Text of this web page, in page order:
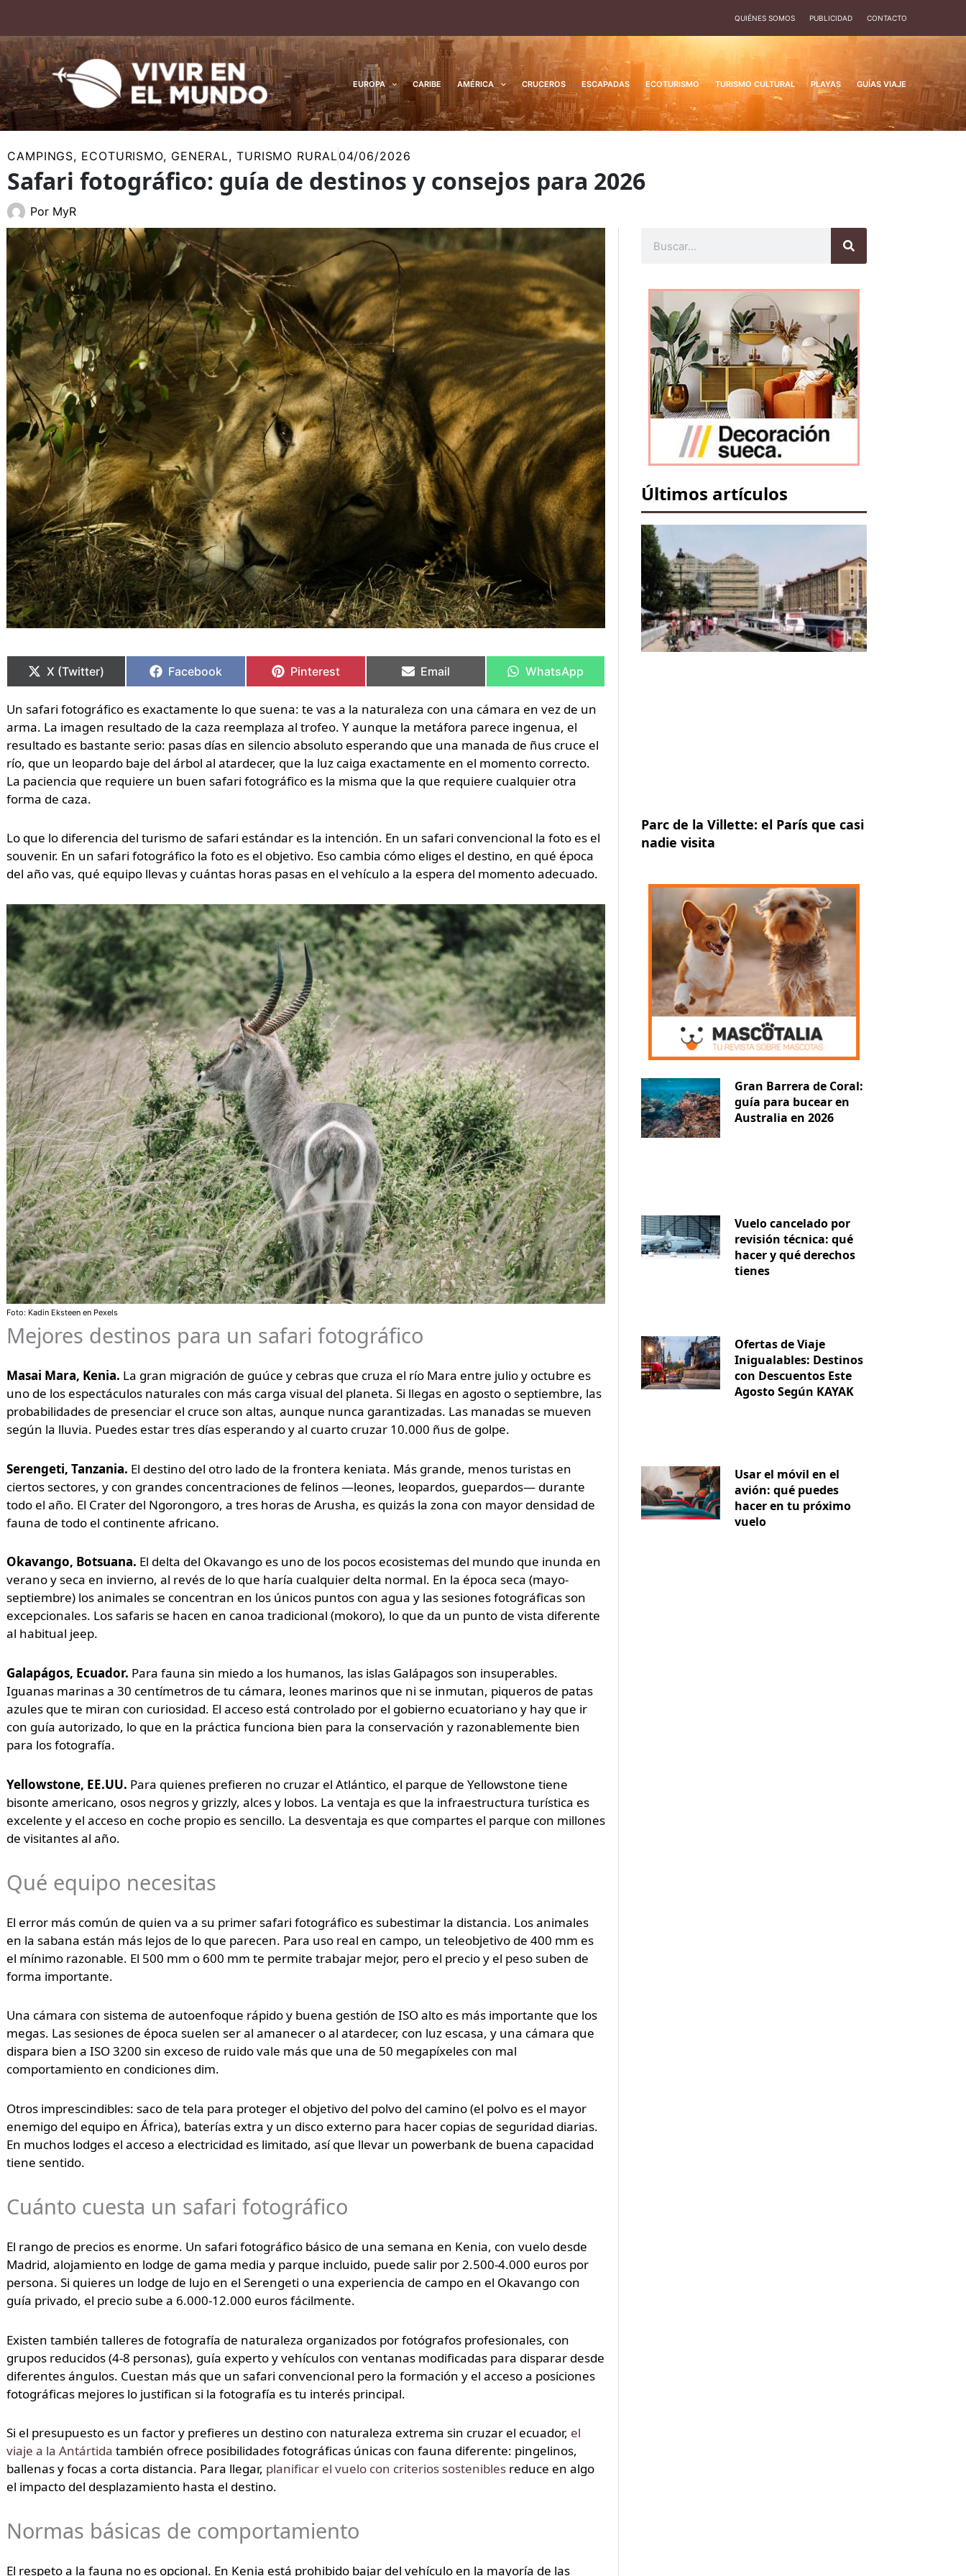
contenido
QUIÉNES SOMOS PUBLICIDAD CONTACTO
EUROPA CARIBE AMÉRICA CRUCEROS ESCAPADAS ECOTURISMO TURISMO CULTURAL PLAYAS GUÍAS VIAJE
CAMPINGS, ECOTURISMO, GENERAL, TURISMO RURAL04/06/2026
Safari fotográfico: guía de destinos y consejos para 2026
Por MyR
en
X (Twitter)
en
Facebook
en
Pinterest
en
Email
en
WhatsApp
Un safari fotográfico es exactamente lo que suena: te vas a la naturaleza con una cámara en vez de un
arma. La imagen resultado de la caza reemplaza al trofeo. Y aunque la metáfora parece ingenua, el
resultado es bastante serio: pasas días en silencio absoluto esperando que una manada de ñus cruce el
río, que un leopardo baje del árbol al atardecer, que la luz caiga exactamente en el momento correcto.
La paciencia que requiere un buen safari fotográfico es la misma que la que requiere cualquier otra
forma de caza.
Lo que lo diferencia del turismo de safari estándar es la intención. En un safari convencional la foto es el
souvenir. En un safari fotográfico la foto es el objetivo. Eso cambia cómo eliges el destino, en qué época
del año vas, qué equipo llevas y cuántas horas pasas en el vehículo a la espera del momento adecuado.
Foto: Kadin Eksteen en Pexels
Mejores destinos para un safari fotográfico
Masai Mara, Kenia. La gran migración de guúce y cebras que cruza el río Mara entre julio y octubre es
uno de los espectáculos naturales con más carga visual del planeta. Si llegas en agosto o septiembre, las
probabilidades de presenciar el cruce son altas, aunque nunca garantizadas. Las manadas se mueven
según la lluvia. Puedes estar tres días esperando y al cuarto cruzar 10.000 ñus de golpe.
Serengeti, Tanzania. El destino del otro lado de la frontera keniata. Más grande, menos turistas en
ciertos sectores, y con grandes concentraciones de felinos —leones, leopardos, guepardos— durante
todo el año. El Crater del Ngorongoro, a tres horas de Arusha, es quizás la zona con mayor densidad de
fauna de todo el continente africano.
Okavango, Botsuana. El delta del Okavango es uno de los pocos ecosistemas del mundo que inunda en
verano y seca en invierno, al revés de lo que haría cualquier delta normal. En la época seca (mayo-
septiembre) los animales se concentran en los únicos puntos con agua y las sesiones fotográficas son
excepcionales. Los safaris se hacen en canoa tradicional (mokoro), lo que da un punto de vista diferente
al habitual jeep.
Galapágos, Ecuador. Para fauna sin miedo a los humanos, las islas Galápagos son insuperables.
Iguanas marinas a 30 centímetros de tu cámara, leones marinos que ni se inmutan, piqueros de patas
azules que te miran con curiosidad. El acceso está controlado por el gobierno ecuatoriano y hay que ir
con guía autorizado, lo que en la práctica funciona bien para la conservación y razonablemente bien
para los fotografía.
Yellowstone, EE.UU. Para quienes prefieren no cruzar el Atlántico, el parque de Yellowstone tiene
bisonte americano, osos negros y grizzly, alces y lobos. La ventaja es que la infraestructura turística es
excelente y el acceso en coche propio es sencillo. La desventaja es que compartes el parque con millones
de visitantes al año.
Qué equipo necesitas
El error más común de quien va a su primer safari fotográfico es subestimar la distancia. Los animales
en la sabana están más lejos de lo que parecen. Para uso real en campo, un teleobjetivo de 400 mm es
el mínimo razonable. El 500 mm o 600 mm te permite trabajar mejor, pero el precio y el peso suben de
forma importante.
Una cámara con sistema de autoenfoque rápido y buena gestión de ISO alto es más importante que los
megas. Las sesiones de época suelen ser al amanecer o al atardecer, con luz escasa, y una cámara que
dispara bien a ISO 3200 sin exceso de ruido vale más que una de 50 megapíxeles con mal
comportamiento en condiciones dim.
Otros imprescindibles: saco de tela para proteger el objetivo del polvo del camino (el polvo es el mayor
enemigo del equipo en África), baterías extra y un disco externo para hacer copias de seguridad diarias.
En muchos lodges el acceso a electricidad es limitado, así que llevar un powerbank de buena capacidad
tiene sentido.
Cuánto cuesta un safari fotográfico
El rango de precios es enorme. Un safari fotográfico básico de una semana en Kenia, con vuelo desde
Madrid, alojamiento en lodge de gama media y parque incluido, puede salir por 2.500-4.000 euros por
persona. Si quieres un lodge de lujo en el Serengeti o una experiencia de campo en el Okavango con
guía privado, el precio sube a 6.000-12.000 euros fácilmente.
Existen también talleres de fotografía de naturaleza organizados por fotógrafos profesionales, con
grupos reducidos (4-8 personas), guía experto y vehículos con ventanas modificadas para disparar desde
diferentes ángulos. Cuestan más que un safari convencional pero la formación y el acceso a posiciones
fotográficas mejores lo justifican si la fotografía es tu interés principal.
Si el presupuesto es un factor y prefieres un destino con naturaleza extrema sin cruzar el ecuador, el
viaje a la Antártida también ofrece posibilidades fotográficas únicas con fauna diferente: pingelinos,
ballenas y focas a corta distancia. Para llegar, planificar el vuelo con criterios sosteniblesreduce en algo
el impacto del desplazamiento hasta el destino.
Normas básicas de comportamiento
El respeto a la fauna no es opcional. En Kenia está prohibido bajar del vehículo en la mayoría de las
en
en
en
en
en
Últimos artículos
Parc de la Villette: el París que casi
nadie visita
Gran Barrera de Coral:
guía para bucear en
Australia en 2026
Vuelo cancelado por
revisión técnica: qué
hacer y qué derechos
tienes
Ofertas de Viaje
Inigualables: Destinos
con Descuentos Este
Agosto Según KAYAK
Usar el móvil en el
avión: qué puedes
hacer en tu próximo
vuelo